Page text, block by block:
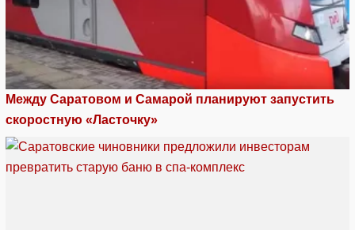
Между Саратовом и Самарой планируют запустить
скоростную «Ласточку»